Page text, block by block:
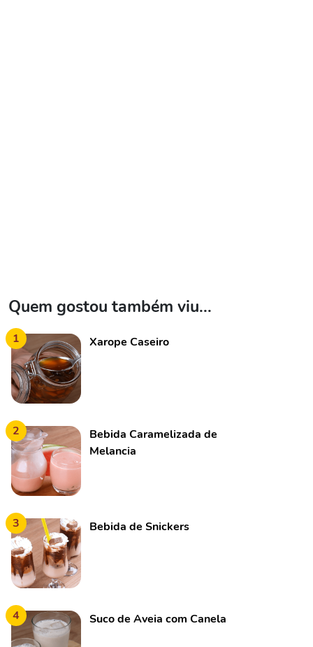
Quem gostou também viu...
1 Xarope Caseiro
2
Bebida Caramelizada de
Melancia
3 Bebida de Snickers
4 Suco de Aveia com Canela